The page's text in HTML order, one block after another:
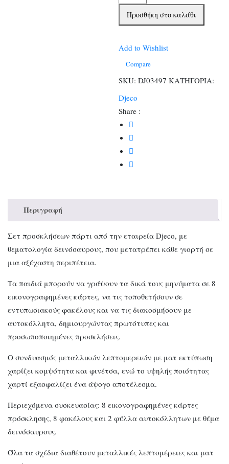
προσκλητήρια-
ευχετήριες
ποσότητα
Προσθήκη στο καλάθι
Add to Wishlist
Compare
SKU: DJ03497 ΚΑΤΗΓΟΡΙΑ:
Djeco
Share :
Περιγραφή
Σετ προσκλήσεων πάρτι από την εταιρεία Djeco, με
θεματολογία δεινόσαυρους, που μετατρέπει κάθε γιορτή σε
μια αξέχαστη περιπέτεια.
Τα παιδιά μπορούν να γράψουν τα δικά τους μηνύματα σε 8
εικονογραφημένες κάρτες, να τις τοποθετήσουν σε
εντυπωσιακούς φακέλους και να τις διακοσμήσουν με
αυτοκόλλητα, δημιουργώντας πρωτότυπες και
προσωποποιημένες προσκλήσεις.
Ο συνδυασμός μεταλλικών λεπτομερειών με ματ εκτύπωση
χαρίζει κομψότητα και φινέτσα, ενώ το υψηλής ποιότητας
χαρτί εξασφαλίζει ένα άψογο αποτέλεσμα.
Περιεχόμενα συσκευασίας: 8 εικονογραφημένες κάρτες
πρόσκλησης, 8 φακέλους και 2 φύλλα αυτοκόλλητων με θέμα
δεινόσαυρους.
Όλα τα σχέδια διαθέτουν μεταλλικές λεπτομέρειες και ματ